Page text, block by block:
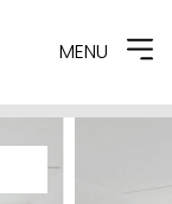
MENU